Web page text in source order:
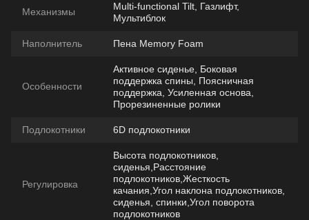
Механизмы
Multi-functional Tilt, Газлифт,
Мультиблок
Наполнитель Пена Memory Foam
Особенности
Активное сиденье, Боковая
поддержка спины, Поясничная
поддержка, Усиленная основа,
Прорезиненные ролики
Подлокотники 6D подлокотники
Регулировка
Высота подлокотников,
сиденья,Расстояние
подлокотников,Жесткость
качания,Угол наклона подлокотников,
сиденья, спинки,Угол поворота
подлокотников